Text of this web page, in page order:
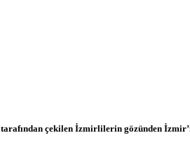
çekilen İzmirlilerin gözünden